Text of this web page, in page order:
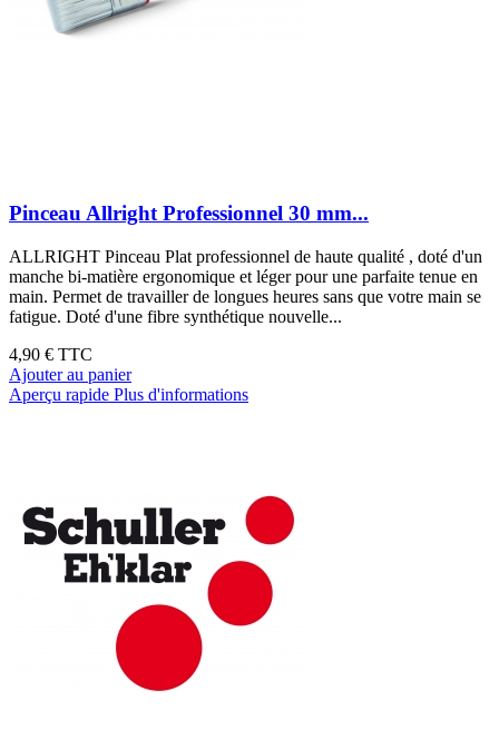
Pinceau Allright Professionnel 30 mm...
ALLRIGHT Pinceau Plat professionnel de haute qualité , doté d'un
manche bi-matière ergonomique et léger pour une parfaite tenue en
main. Permet de travailler de longues heures sans que votre main se
fatigue. Doté d'une fibre synthétique nouvelle...
4,90 € TTC
Ajouter au panier
Aperçu rapide Plus d'informations